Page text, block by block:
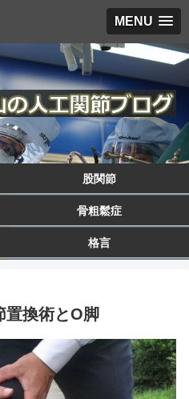
MENU
股関節
骨粗鬆症
格言
置換術とO脚